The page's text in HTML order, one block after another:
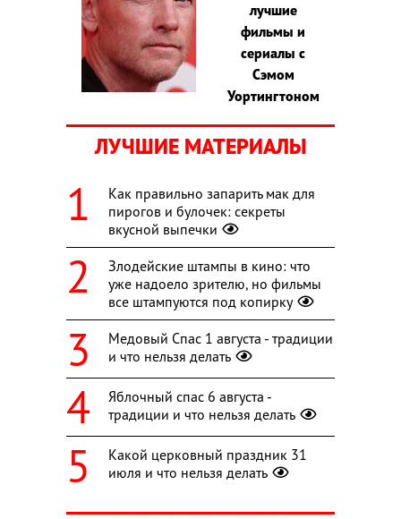
лучшие
фильмы и
сериалы с
Сэмом
Уортингтоном
ЛУЧШИЕ МАТЕРИАЛЫ
Как правильно запарить мак для
пирогов и булочек: секреты
вкусной выпечки
Злодейские штампы в кино: что
уже надоело зрителю, но фильмы
все штампуются под копирку
Медовый Спас 1 августа - традиции
и что нельзя делать
Яблочный спас 6 августа -
традиции и что нельзя делать
Какой церковный праздник 31
июля и что нельзя делать